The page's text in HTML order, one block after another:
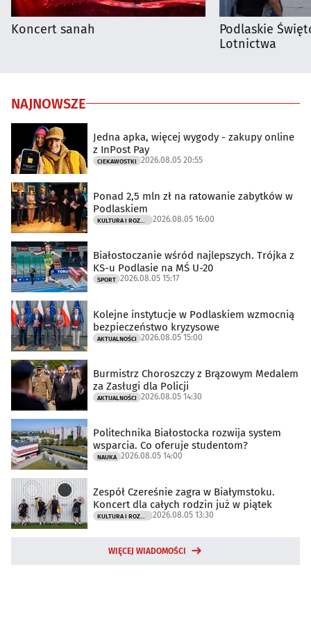
Koncert sanah
Podlaskie
Lotnictwa
NAJNOWSZE
Jedna apka, więcej wygody - zakupy online
z InPost Pay
CIEKAWOSTKI 2026.08.05 20:55
Ponad 2,5 mln zł na ratowanie zabytków w
Podlaskiem
KULTURA I ROZRYWKA 2026.08.05 16:00
Białostoczanie wśród najlepszych. Trójka z
KS-u Podlasie na MŚ U-20
SPORT 2026.08.05 15:17
Kolejne instytucje w Podlaskiem wzmocnią
bezpieczeństwo kryzysowe
AKTUALNOŚCI 2026.08.05 15:00
Burmistrz Choroszczy z Brązowym Medalem
za Zasługi dla Policji
AKTUALNOŚCI 2026.08.05 14:30
Politechnika Białostocka rozwija system
wsparcia. Co oferuje studentom?
NAUKA 2026.08.05 14:00
Zespół Czereśnie zagra w Białymstoku.
Koncert dla całych rodzin już w piątek
KULTURA I ROZRYWKA 2026.08.05 13:30
WIĘCEJ WIADOMOŚCI